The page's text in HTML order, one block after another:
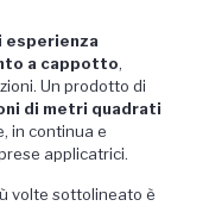
esperienza
a cappotto,
Un prodotto di
di metri quadrati
in continua e
applicatrici.
volte sottolineato è